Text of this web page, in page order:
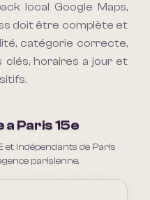
local Google Maps,
doit être complète et
catégorie correcte,
horaires a jour et
Paris 15e
et indépendants de Paris
parisienne.